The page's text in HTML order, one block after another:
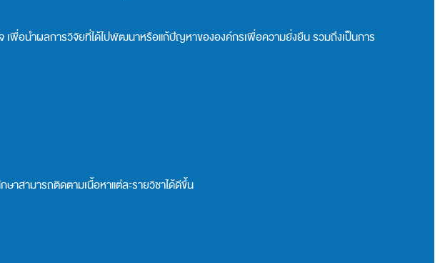
พื่อนำผลการวิจัยที่ได้ไปพัฒนาหรือแก้ปัญหาขององค์กรเพื่อความยั่งยืน รวมถึงเป็นการ
าสามารถติดตามเนื้อหาแต่ละรายวิชาได้ดีขึ้น